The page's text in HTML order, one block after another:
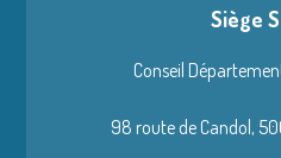
Siège
Conseil
98 route de Candol,